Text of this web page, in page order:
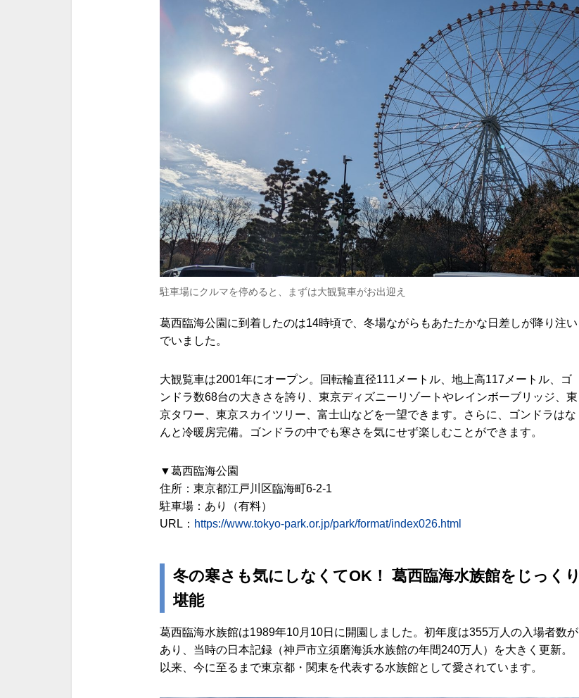
駐車場にクルマを停めると、まずは大観覧車がお出迎え
葛西臨海公園に到着したのは14時頃で、冬場ながらもあたたかな日差しが降り注い
でいました。
大観覧車は2001年にオープン。回転輪直径111メートル、地上高117メートル、ゴ
ンドラ数68台の大きさを誇り、東京ディズニーリゾートやレインボーブリッジ、東
京タワー、東京スカイツリー、富士山などを一望できます。さらに、ゴンドラはな
んと冷暖房完備。ゴンドラの中でも寒さを気にせず楽しむことができます。
▼葛西臨海公園
住所：東京都江戸川区臨海町6-2-1
駐車場：あり（有料）
URL： https://www.tokyo-park.or.jp/park/format/index026.html
冬の寒さも気にしなくてOK！ 葛西臨海水族館をじっくり
堪能
葛西臨海水族館は1989年10月10日に開園しました。初年度は355万人の入場者数が
あり、当時の日本記録（神戸市立須磨海浜水族館の年間240万人）を大きく更新。
以来、今に至るまで東京都・関東を代表する水族館として愛されています。